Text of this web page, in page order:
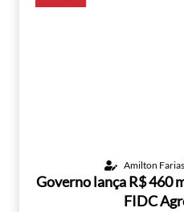
Amilton Farias
Governo lança R$ 460
FIDC